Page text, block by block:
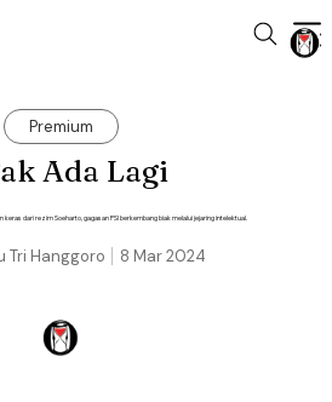
Premium
Ada Lagi
keras dari rezim Soeharto, gagasan PSI berkembang biak melalui jejaring intelektual.
8 Mar 2024
Tri Hanggoro